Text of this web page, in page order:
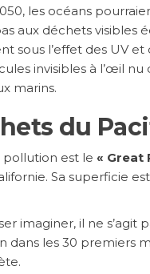
les océans
aux déchets visibles
sous l’effet des UV
invisibles à l’œil
marins.
du
pollution est le « Great
Sa superficie
imaginer, il ne s’agit
les 30 premiers